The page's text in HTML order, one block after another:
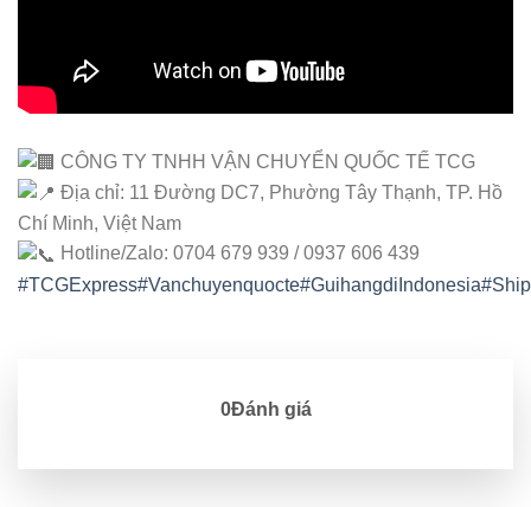
CÔNG TY TNHH VẬN CHUYỂN QUỐC TẾ TCG
Địa chỉ: 11 Đường DC7, Phường Tây Thạnh, TP. Hồ
Chí Minh, Việt Nam
Hotline/Zalo: 0704 679 939 / 0937 606 439
#TCGExpress#Vanchuyenquocte#GuihangdiIndonesia
0Đánh giá